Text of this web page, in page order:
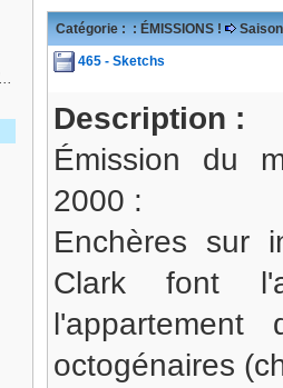
Catégorie : : ÉMISSIONS !
465 - Sketchs
Description :
Émission du
2000 :
Enchères sur
Clark font
octogénaires